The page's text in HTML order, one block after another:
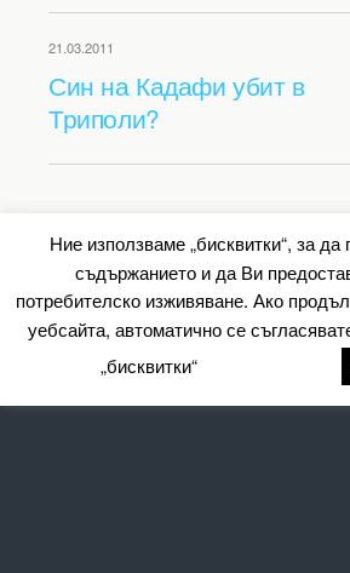
21.03.2011
Син на Кадафи убит в
Триполи?
Back to top
Mobile
All content Copyright
Ние използваме „бисквитки“, за
съдържанието и да Ви
потребителско изживяване. Ако
уебсайта, автоматично се
„бисквитки“